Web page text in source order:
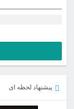
پیشنهاد لحظه ای